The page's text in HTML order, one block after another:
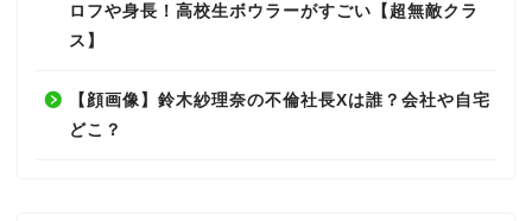
ロフや身長！高校生ボウラーがすごい【超無敵クラ
ス】
【顔画像】鈴木紗理奈の不倫社長Xは誰？会社や自宅
どこ？